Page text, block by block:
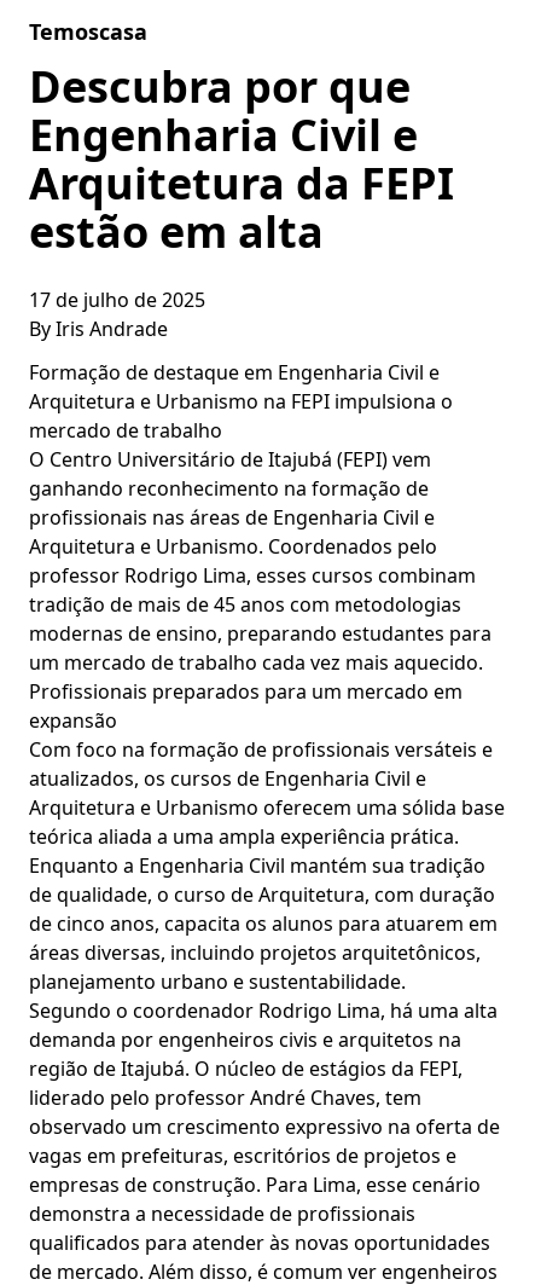
Temoscasa
Descubra por que
Engenharia Civil e
Arquitetura da FEPI
estão em alta
17 de julho de 2025
ByIris Andrade
Formação de destaque em Engenharia Civil e
Arquitetura e Urbanismo na FEPI impulsiona o
mercado de trabalho
O Centro Universitário de Itajubá (FEPI) vem
ganhando reconhecimento na formação de
profissionais nas áreas de Engenharia Civil e
Arquitetura e Urbanismo. Coordenados pelo
professor Rodrigo Lima, esses cursos combinam
tradição de mais de 45 anos com metodologias
modernas de ensino, preparando estudantes para
um mercado de trabalho cada vez mais aquecido.
Profissionais preparados para um mercado em
expansão
Com foco na formação de profissionais versáteis e
atualizados, os cursos de Engenharia Civil e
Arquitetura e Urbanismo oferecem uma sólida base
teórica aliada a uma ampla experiência prática.
Enquanto a Engenharia Civil mantém sua tradição
de qualidade, o curso de Arquitetura, com duração
de cinco anos, capacita os alunos para atuarem em
áreas diversas, incluindo projetos arquitetônicos,
planejamento urbano e sustentabilidade.
Segundo o coordenador Rodrigo Lima, há uma alta
demanda por engenheiros civis e arquitetos na
região de Itajubá. O núcleo de estágios da FEPI,
liderado pelo professor André Chaves, tem
observado um crescimento expressivo na oferta de
vagas em prefeituras, escritórios de projetos e
empresas de construção. Para Lima, esse cenário
demonstra a necessidade de profissionais
qualificados para atender às novas oportunidades
de mercado. Além disso, é comum ver engenheiros